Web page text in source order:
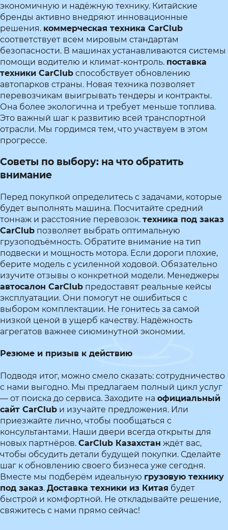
экономичную и надёжную технику. Китайские
бренды активно внедряют инновационные
решения. коммерческая техника CarClub
соответствует всем мировым стандартам
безопасности. В машинах устанавливаются системы
помощи водителю и климат-контроль. поставка
техники CarClub способствует обновлению
автопарков страны. Новая техника позволяет
перевозчикам выигрывать тендеры и контракты.
Она более экологична и требует меньше топлива.
Это важный шаг к развитию всей транспортной
отрасли. Мы гордимся тем, что участвуем в этом
прогрессе.
Советы по выбору: на что обратить
внимание
Перед покупкой определитесь с задачами, которые
будет выполнять машина. Посчитайте средний
тоннаж и расстояние перевозок. техника под заказ
CarClub позволяет выбрать оптимальную
грузоподъёмность. Обратите внимание на тип
подвески и мощность мотора. Если дороги плохие,
берите модель с усиленной ходовой. Обязательно
изучите отзывы о конкретной модели. Менеджеры
автосалон CarClub предоставят реальные кейсы
эксплуатации. Они помогут не ошибиться с
выбором комплектации. Не гонитесь за самой
низкой ценой в ущерб качеству. Надёжность
агрегатов важнее сиюминутной экономии.
Резюме и призыв к действию
Подводя итог, можно смело сказать: сотрудничество
с нами выгодно. Мы предлагаем полный цикл услуг
— от поиска до сервиса. Заходите на официальный
сайт CarClub и изучайте предложения. Или
приезжайте лично, чтобы пообщаться с
консультантами. Наши двери всегда открыты для
новых партнёров. CarClub Казахстан ждёт вас,
чтобы обсудить детали будущей покупки. Сделайте
шаг к обновлению своего бизнеса уже сегодня.
Вместе мы подберём идеальную грузовую технику
под заказ. Доставка техники из Китая будет
быстрой и комфортной. Не откладывайте решение,
свяжитесь с нами прямо сейчас!